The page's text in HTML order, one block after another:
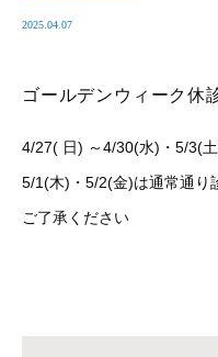
2025.04.07
ゴールデンウィーク休
4/27( 日) ～4/30(水)・5/3(
5/1(木)・5/2(金)は通常通り
ご了承ください